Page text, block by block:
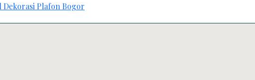
Dekorasi Plafon Bogor